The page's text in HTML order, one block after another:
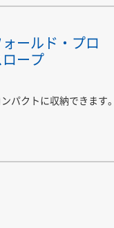
ールド・プロ
ロープ
パクトに収納できます。